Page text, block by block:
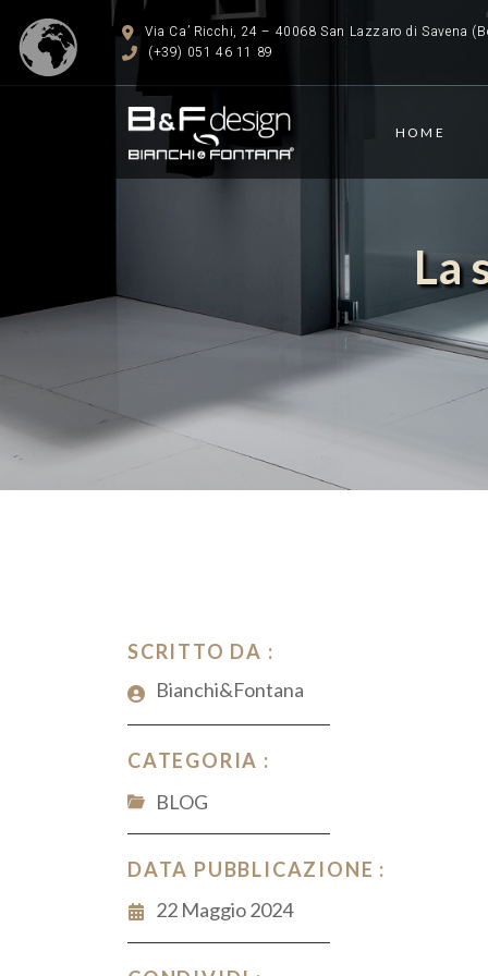
Via Ca’ Ricchi, 24 – 40068 San Lazzaro di Savena
(+39) 051 46 11 89
HOME
La
SCRITTO DA :
Bianchi&Fontana
CATEGORIA :
BLOG
DATA PUBBLICAZIONE :
22 Maggio 2024